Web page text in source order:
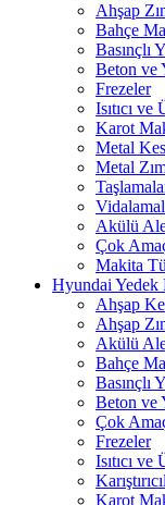
Ahşap
Bahçe
Basınçlı
Beton ve
Frezeler
Isıtıcı
Karot
Metal
Metal
Akülü
Çok
Makita
Hyundai Yedek
Ahşap
Ahşap
Akülü
Bahçe
Basınçlı
Beton ve
Çok
Frezeler
Isıtıcı
Karot